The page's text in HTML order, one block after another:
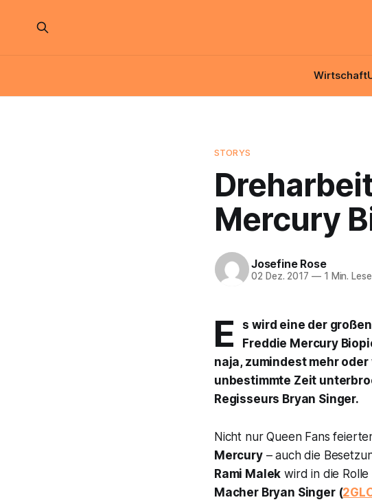
Wirtschaft
STORYS
Mercury
Josefine Rose
02 Dez. 2017 —1 Min.
E
s wird eine der
Freddie Mercury
naja, zumindest mehr
unbestimmte Zeit
Regisseurs Bryan Singer.
Nicht nur Queen Fans
Mercury– auch die
Rami Malek wird in die
Macher Bryan Singer (